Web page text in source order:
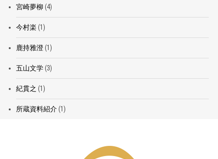
宮崎夢柳 (4)
今村楽 (1)
鹿持雅澄(1)
五山文学(3)
紀貫之 (1)
所蔵資料紹介(1)